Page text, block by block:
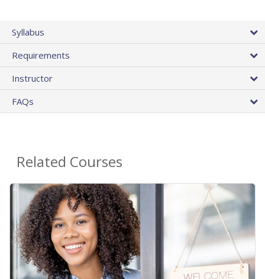
Syllabus
Requirements
Instructor
FAQs
Related Courses